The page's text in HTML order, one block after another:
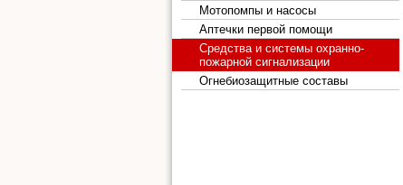
Мотопомпы и насосы
Аптечки первой помощи
Средства и системы охранно-
пожарной сигнализации
Огнебиозащитные составы